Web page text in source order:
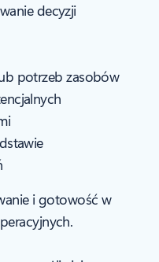
decyzji
potrzeb zasobów
i gotowość w